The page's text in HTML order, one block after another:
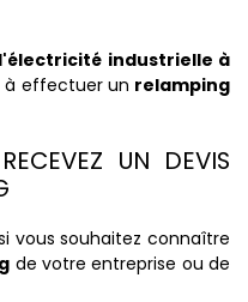
industrielle à
à effectuer un relamping
UN DEVIS
vous souhaitez connaître
de votre entreprise ou de